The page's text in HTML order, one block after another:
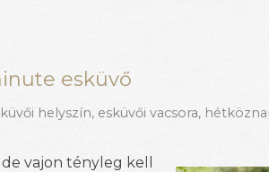
esküvő
helyszín, esküvői vacsora,
vajon tényleg kell